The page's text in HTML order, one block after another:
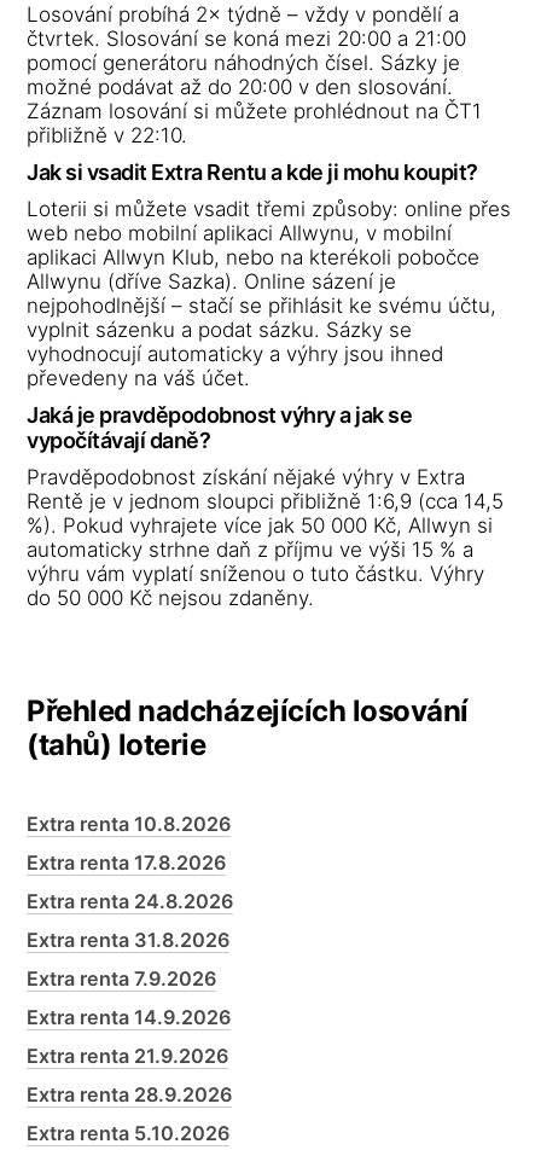
Losování probíhá 2× týdně – vždy v pondělí a
čtvrtek. Slosování se koná mezi 20:00 a 21:00
pomocí generátoru náhodných čísel. Sázky je
možné podávat až do 20:00 v den slosování.
Záznam losování si můžete prohlédnout na ČT1
přibližně v 22:10.
Jak si vsadit Extra Rentu a kde ji mohu koupit?
Loterii si můžete vsadit třemi způsoby: online přes
web nebo mobilní aplikaci Allwynu, v mobilní
aplikaci Allwyn Klub, nebo na kterékoli pobočce
Allwynu (dříve Sazka). Online sázení je
nejpohodlnější – stačí se přihlásit ke svému účtu,
vyplnit sázenku a podat sázku. Sázky se
vyhodnocují automaticky a výhry jsou ihned
převedeny na váš účet.
Jaká je pravděpodobnost výhry a jak se
vypočítávají daně?
Pravděpodobnost získání nějaké výhry v Extra
Rentě je v jednom sloupci přibližně 1:6,9 (cca 14,5
%). Pokud vyhrajete více jak 50 000 Kč, Allwyn si
automaticky strhne daň z příjmu ve výši 15 % a
výhru vám vyplatí sníženou o tuto částku. Výhry
do 50 000 Kč nejsou zdaněny.
Přehled nadcházejících losování
(tahů) loterie
Extra renta 10.8.2026
Extra renta 17.8.2026
Extra renta 24.8.2026
Extra renta 31.8.2026
Extra renta 7.9.2026
Extra renta 14.9.2026
Extra renta 21.9.2026
Extra renta 28.9.2026
Extra renta 5.10.2026